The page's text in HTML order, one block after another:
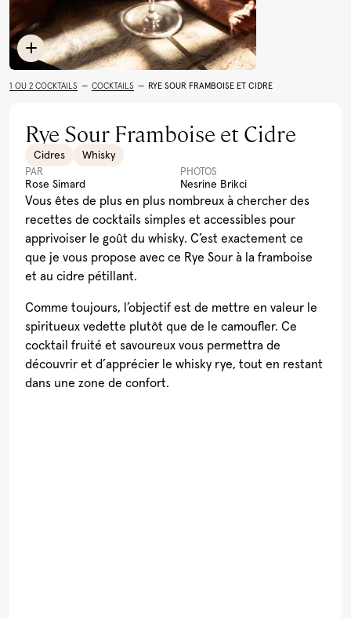
Limoncello Rhum
Toutes les recettes
1 OU 2 COCKTAILS — COCKTAILS — RYE SOUR FRAMBOISE ET CIDRE
Rye Sour Framboise et Cidre
Cidres Whisky
PAR
Rose Simard
PHOTOS
Nesrine Brikci
Vous êtes de plus en plus nombreux à chercher des
recettes de cocktails simples et accessibles pour
apprivoiser le goût du whisky. C’est exactement ce
que je vous propose avec ce Rye Sour à la framboise
et au cidre pétillant.
Comme toujours, l’objectif est de mettre en valeur le
spiritueux vedette plutôt que de le camoufler. Ce
cocktail fruité et savoureux vous permettra de
découvrir et d’apprécier le whisky rye, tout en restant
dans une zone de confort.
Cocktail Festif à la
Grenade
Léopard En Ski Tonic
(Boire le Québec)
Lait de Poule Québécois